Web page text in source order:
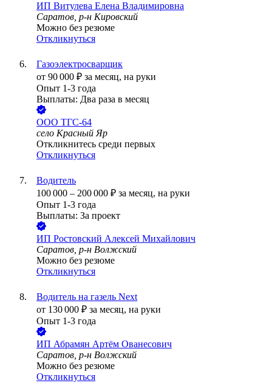
ИП Витулева Елена Владимировна
Саратов, р-н Кировский
Можно без резюме
Откликнуться
Газоэлектросварщик
от 90 000 ₽ за месяц, на руки
Опыт 1-3 года
Выплаты: Два раза в месяц
ООО ТГС-64
село Красный Яр
Откликнитесь среди первых
Откликнуться
Водитель
100 000 – 200 000 ₽ за месяц, на руки
Опыт 1-3 года
Выплаты: За проект
ИП Ростовский Алексей Михайлович
Саратов, р-н Волжский
Можно без резюме
Откликнуться
Водитель на газель Next
от 130 000 ₽ за месяц, на руки
Опыт 1-3 года
ИП Абрамян Артём Ованесович
Саратов, р-н Волжский
Можно без резюме
Откликнуться